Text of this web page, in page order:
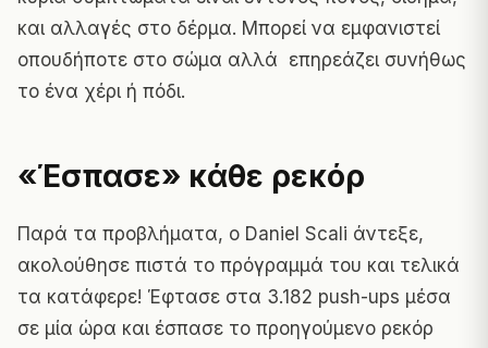
και αλλαγές στο δέρμα. Μπορεί να εμφανιστεί
οπουδήποτε στο σώμα αλλά επηρεάζει συνήθως
το ένα χέρι ή πόδι.
«Έσπασε» κάθε ρεκόρ
Παρά τα προβλήματα, ο Daniel Scali άντεξε,
ακολούθησε πιστά το πρόγραμμά του και τελικά
τα κατάφερε! Έφτασε στα 3.182 push-ups μέσα
σε μία ώρα και έσπασε το προηγούμενο ρεκόρ